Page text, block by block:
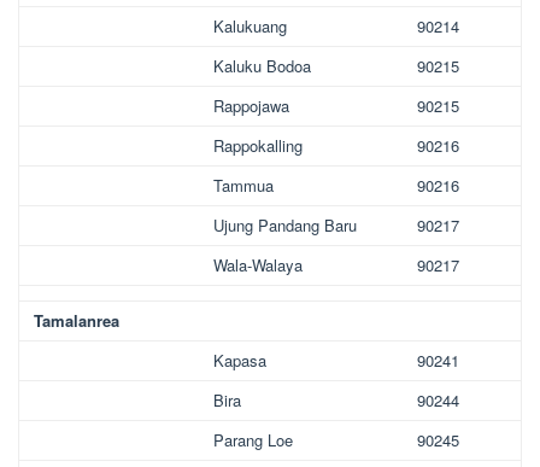
Kalukuang
90214
Kaluku Bodoa
90215
Rappojawa
90215
Rappokalling
90216
Tammua
90216
Ujung Pandang Baru
90217
Wala-Walaya
90217
Tamalanrea
Kapasa
90241
Bira
90244
Parang Loe
90245